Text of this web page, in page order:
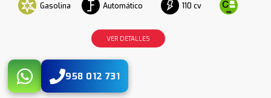
Gasolina Automático 110 cv
VER DETALLES
958 012 731